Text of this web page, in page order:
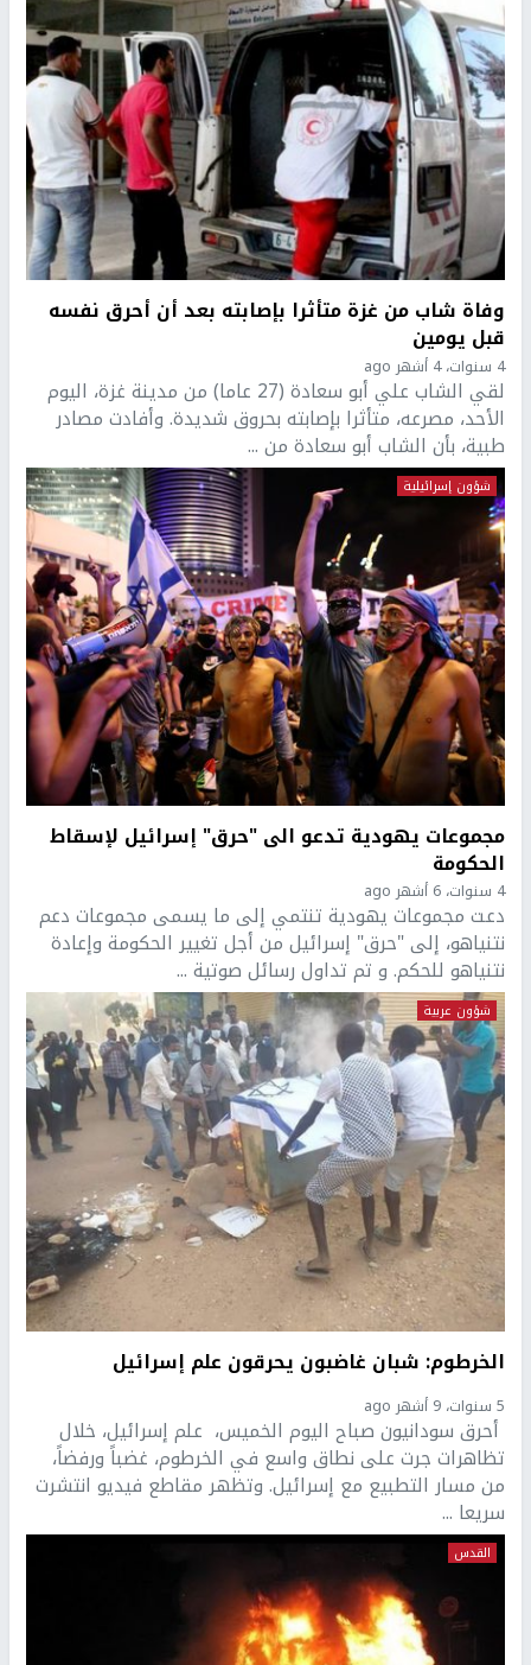
وفاة شاب من غزة متأثرا بإصابته بعد أن أحرق نفسه
قبل يومين
4 سنوات، 4 أشهر ago
لقي الشاب علي أبو سعادة (27 عاما) من مدينة غزة، اليوم
الأحد، مصرعه، متأثرا بإصابته بحروق شديدة. وأفادت مصادر
طبية، بأن الشاب أبو سعادة من ...
شؤون إسرائيلية
مجموعات يهودية تدعو الى "حرق" إسرائيل لإسقاط
الحكومة
4 سنوات، 6 أشهر ago
دعت مجموعات يهودية تنتمي إلى ما يسمى مجموعات دعم
نتنياهو، إلى "حرق" إسرائيل من أجل تغيير الحكومة وإعادة
نتنياهو للحكم. و تم تداول رسائل صوتية ...
شؤون عربية
الخرطوم: شبان غاضبون يحرقون علم إسرائيل
5 سنوات، 9 أشهر ago
أحرق سودانيون صباح اليوم الخميس، علم إسرائيل، خلال
تظاهرات جرت على نطاق واسع في الخرطوم، غضباً ورفضاً،
من مسار التطبيع مع إسرائيل. وتظهر مقاطع فيديو انتشرت
سريعا ...
القدس